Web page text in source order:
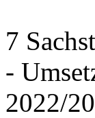
7
-
2022/